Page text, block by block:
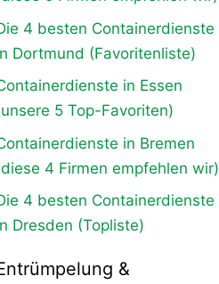
4 besten Containerdienste
Dortmund (Favoritenliste)
in Essen
5 Top-Favoriten)
in Bremen
4 Firmen empfehlen wir)
4 besten Containerdienste
Dresden (Topliste)
&